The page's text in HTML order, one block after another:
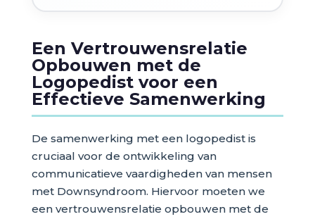
Een Vertrouwensrelatie
Opbouwen met de
Logopedist voor een
Effectieve Samenwerking
De samenwerking met een logopedist is
cruciaal voor de ontwikkeling van
communicatieve vaardigheden van mensen
met Downsyndroom. Hiervoor moeten we
een vertrouwensrelatie opbouwen met de